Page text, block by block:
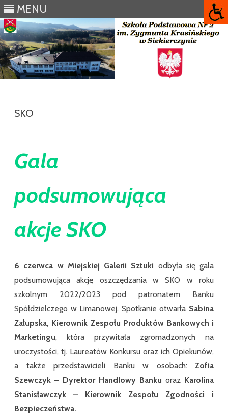
MENU
SKO
Gala
podsumowująca
akcje SKO
6 czerwca w Miejskiej Galerii Sztuki odbyła się gala
podsumowująca akcję oszczędzania w SKO w roku
szkolnym 2022/2023 pod patronatem Banku
Spółdzielczego w Limanowej. Spotkanie otwarła Sabina
Załupska, Kierownik Zespołu Produktów Bankowych i
Marketingu, która przywitała zgromadzonych na
uroczystości, tj. Laureatów Konkursu oraz ich Opiekunów,
a także przedstawicieli Banku w osobach: Zofia
Szewczyk – Dyrektor Handlowy Banku oraz Karolina
Stanisławczyk – Kierownik Zespołu Zgodności i
Bezpieczeństwa.